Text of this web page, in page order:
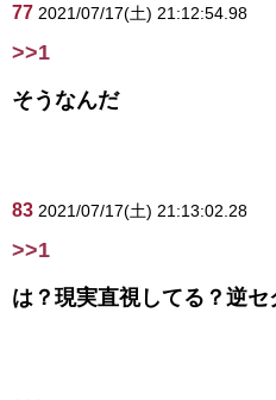
77 2021/07/17(土) 21:12:54.98
>>1
そうなんだ
83 2021/07/17(土) 21:13:02.28
>>1
は？現実直視してる？逆セ